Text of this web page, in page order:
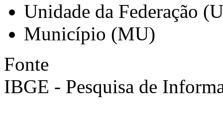
Unidade da Federação
Município (MU)
Fonte
IBGE - Pesquisa de